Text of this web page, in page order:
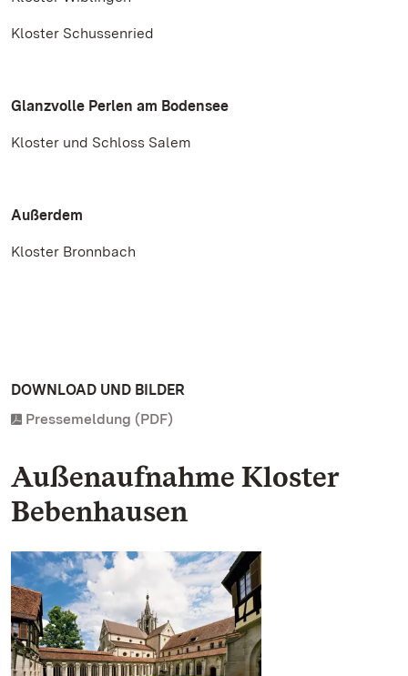
Kloster Schussenried
Glanzvolle Perlen am Bodensee
Kloster und Schloss Salem
Außerdem
Kloster Bronnbach
DOWNLOAD UND BILDER
Pressemeldung (PDF)
Außenaufnahme Kloster
Bebenhausen